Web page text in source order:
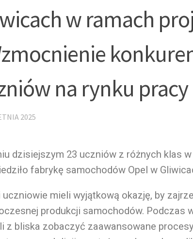
w ramach
na rynku pracy
2025
dzisiejszym 23 uczniów z różnych klas
fabrykę samochodów Opel w
uczniowie mieli wyjątkową okazję, by
produkcji samochodów. Podczas
z bliska zobaczyć zaawansowane